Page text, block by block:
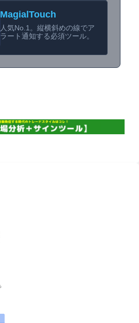
MagialTouch
人気No.1。縦横斜めの線でア
ラート通知する必須ツール。